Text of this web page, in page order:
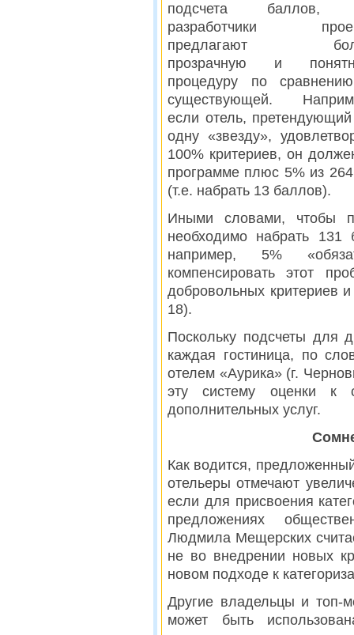
подсчета баллов,
разработчики
предлагают
прозрачную и
процедуру по
существующей.
если отель,
одну «звезду»,
100% критериев, он
программе плюс 5% из
(т.е. набрать 13 баллов).
Иными словами, чтобы
необходимо набрать 131
например, 5%
компенсировать этот
добровольных критериев
18).
Поскольку подсчеты для
каждая гостиница, по
отелем «Аурика» (г.
эту систему оценки к
дополнительных услуг.
Как водится,
отельеры отмечают
если для присвоения
предложениях
Людмила Мещерских
не во внедрении новых
новом подходе к
Другие владельцы и топ-
может быть